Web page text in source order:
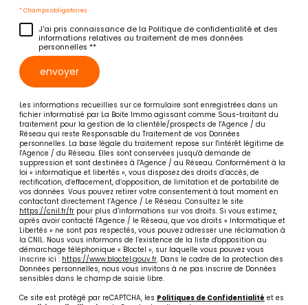
* Champs obligatoires
J'ai pris connaissance de la Politique de confidentialité et des
informations relatives au traitement de mes données
personnelles **
envoyer
Les informations recueillies sur ce formulaire sont enregistrées dans un
fichier informatisé par La Boite Immo agissant comme Sous-traitant du
traitement pour la gestion de la clientèle/prospects de l'Agence / du
Réseau qui reste Responsable du Traitement de vos Données
personnelles. La base légale du traitement repose sur l'intérêt légitime de
l'Agence / du Réseau. Elles sont conservées jusqu'à demande de
suppression et sont destinées à l'Agence / au Réseau. Conformément à la
loi « informatique et libertés », vous disposez des droits d’accès, de
rectification, d’effacement, d’opposition, de limitation et de portabilité de
vos données. Vous pouvez retirer votre consentement à tout moment en
contactant directement l’Agence / Le Réseau. Consultez le site
https://cnil.fr/fr pour plus d’informations sur vos droits. Si vous estimez,
après avoir contacté l'Agence / le Réseau, que vos droits « Informatique et
Libertés » ne sont pas respectés, vous pouvez adresser une réclamation à
la CNIL. Nous vous informons de l’existence de la liste d'opposition au
démarchage téléphonique « Bloctel », sur laquelle vous pouvez vous
inscrire ici : https://www.bloctel.gouv.fr. Dans le cadre de la protection des
Données personnelles, nous vous invitons à ne pas inscrire de Données
sensibles dans le champ de saisie libre.
Ce site est protégé par reCAPTCHA, les Politiques de Confidentialité et es